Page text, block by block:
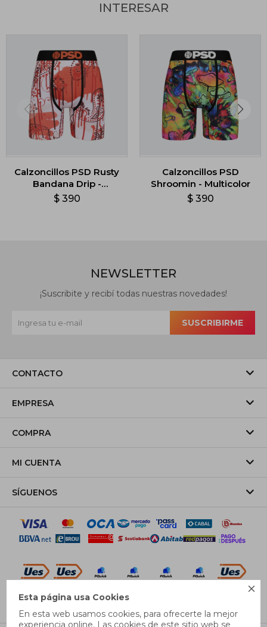

Esta página usa Cookies
En esta web usamos cookies, para ofrecerte la mejor
experiencia online. Las cookies de este sitio web se
INTERESAR
Calzoncillos PSD Rusty
Bandana Drip -
Multicolor
$ 390
Calzoncillos PSD
Shroomin - Multicolor
$ 390
CONTACTO
EMPRESA
COMPRA
MI CUENTA
SÍGUENOS
NEWSLETTER
¡Suscribite y recibí todas nuestras novedades!
SUSCRIBIRME
© Copyright 2026 / Pricebox